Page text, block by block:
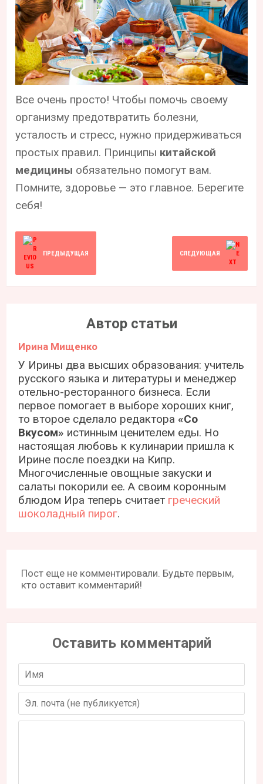
Все очень просто! Чтобы помочь своему
организму предотвратить болезни,
усталость и стресс, нужно придерживаться
простых правил. Принципы китайской
медицины обязательно помогут вам.
Помните, здоровье — это главное. Берегите
себя!
ПРЕДЫДУЩАЯ СЛЕДУЮЩАЯ
Автор статьи
Ирина Мищенко
У Ирины два высших образования: учитель
русского языка и литературы и менеджер
отельно-ресторанного бизнеса. Если
первое помогает в выборе хороших книг,
то второе сделало редактора«Со
Вкусом» истинным ценителем еды. Но
настоящая любовь к кулинарии пришла к
Ирине после поездки на Кипр.
Многочисленные овощные закуски и
салаты покорили ее. А своим коронным
блюдом Ира теперь считает греческий
шоколадный пирог.
Пост еще не комментировали. Будьте первым,
кто оставит комментарий!
Оставить комментарий